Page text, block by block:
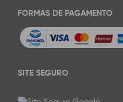
FORMAS DE PAGAMENTO
SITE SEGURO